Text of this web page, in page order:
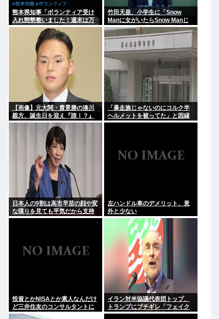
熊本県知事「ボランティア受け
入れ態勢整いました！週末は万
全な準備で被災地へお越しくだ
さい！」ケンモ、行くぞ
竹田天皇、小学生に「Snow
Manに女がいたらSnow Manじ
ゃない」で男系天皇を熱弁www
【画像】元大関・貴景勝の湊川
親方、誕生日を迎え『誰！？』
と話題に
「暴走族じゃないのにコルク半
ヘルメットを被ってた」と因縁
つけて暴行 少年らと父親(37)逮
日本人の9割は高市早苗の顔や変
な喋りを見ても平気だから支持
率9割。学校の美術科と音楽科は
左ハンドル車のデメリット、意
外と少ない
投資とかNISAとか素人なんだけ
ど三井住友のコンサルタントに
相談した方がいいのか？
イラン対米協議代表団トップ、
トランプにブチギレ「フェイク
ニュースばかり、約束を守れ。